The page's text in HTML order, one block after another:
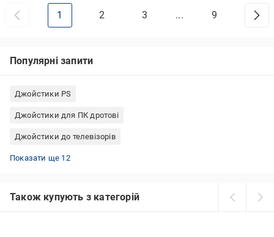
1 2 3 ... 9
Популярні запити
Джойстики PS
Джойстики для ПК дротові
Джойстики до телевізорів
Джойстики Xbox series X
Джойстики для ПК
Геймпади Xbox series X
Геймпади PlayStation 4
Геймпади для ПК
Джойстики PS5
Геймпади Xbox 360
Джойстики Xbox series S
Бездротові геймпади
Джойстики PS4
Геймпади Xbox series S
Джойстики PS3
Показати ще 12
Також купують з категорій